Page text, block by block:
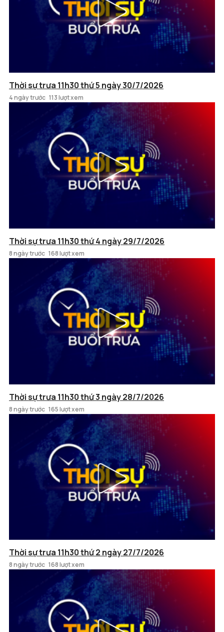
Thời sự trưa 11h30 thứ 5 ngày 30/7/2026
4 ngày trước 113 lượt xem
Thời sự trưa 11h30 thứ 4 ngày 29/7/2026
8 ngày trước 168 lượt xem
Thời sự trưa 11h30 thứ 3 ngày 28/7/2026
8 ngày trước 165 lượt xem
Thời sự trưa 11h30 thứ 2 ngày 27/7/2026
8 ngày trước 168 lượt xem